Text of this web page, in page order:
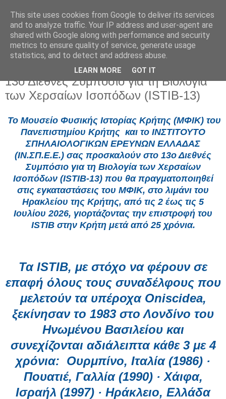
Πέμπτη 25 Ιουνίου 2026
13ο Διεθνές Συμπόσιο για τη Βιολογία
των Χερσαίων Ισοπόδων (ISTIB-13)
Το Μουσείο Φυσικής Ιστορίας Κρήτης (ΜΦΙΚ) του
Πανεπιστημίου Κρήτης και το ΙΝΣΤΙΤΟΥΤΟ
ΣΠΗΛΑΙΟΛΟΓΙΚΩΝ ΕΡΕΥΝΩΝ ΕΛΛΑΔΑΣ
(ΙΝ.ΣΠ.Ε.Ε.) σας προσκαλούν στο 13ο Διεθνές
Συμπόσιο για τη Βιολογία των Χερσαίων
Ισοπόδων (ISTIB-13) που θα πραγματοποιηθεί
στις εγκαταστάσεις του ΜΦΙΚ, στο λιμάνι του
Ηρακλείου της Κρήτης, από τις 2 έως τις 5
Ιουλίου 2026, γιορτάζοντας την επιστροφή του
ISTIB στην Κρήτη μετά από 25 χρόνια.
Τα ISTIB, με στόχο να φέρουν σε
επαφή όλους τους συναδέλφους που
μελετούν τα υπέροχαOniscidea,
ξεκίνησαν το 1983 στο Λονδίνο του
Ηνωμένου Βασιλείου και
συνεχίζονται αδιάλειπτα κάθε 3 με 4
χρόνια: Ουρμπίνο, Ιταλία (1986) ·
Πουατιέ, Γαλλία (1990) · Χάιφα,
Ισραήλ (1997) · Ηράκλειο, Ελλάδα
This site uses cookies from Google to deliver its services
and to analyze traffic. Your IP address and user-agent are
shared with Google along with performance and security
metrics to ensure quality of service, generate usage
statistics, and to detect and address abuse.
LEARN MORE GOT IT